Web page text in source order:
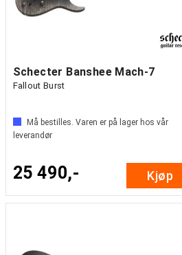
Schecter Banshee Mach-7
Fallout Burst
Må bestilles. Varen er på lager hos vår
leverandør
25 490,- Kjøp